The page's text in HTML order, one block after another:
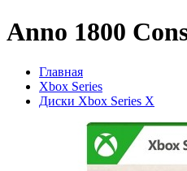
Anno 1800
Главная
Xbox Series
Диски Xbox Series X